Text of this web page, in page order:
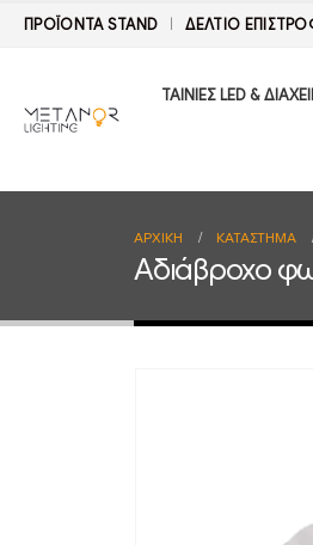
ΠΡΟΪΟΝΤΑ STAND ΔΕΛΤΊΟ
ΤΑΙΝΙΕΣ LED &
ΑΡΧΙΚΉ ΚΑΤΆΣΤΗΜΑ
Αδιάβροχο